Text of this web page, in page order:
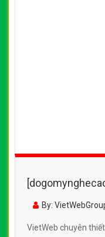
gỗ mỹ nghệ,
By:
VietWeb chuyên